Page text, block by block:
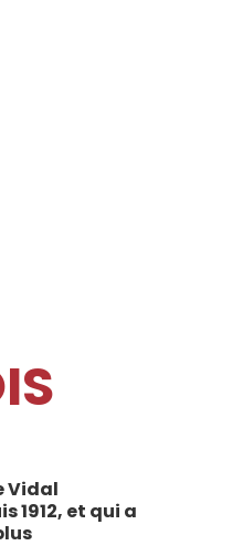
Vidal
1912, et qui a